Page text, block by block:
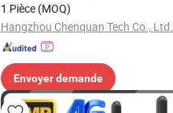
1 Pièce (MOQ)
Hangzhou Chenquan Tech Co., Ltd.
Envoyer demande